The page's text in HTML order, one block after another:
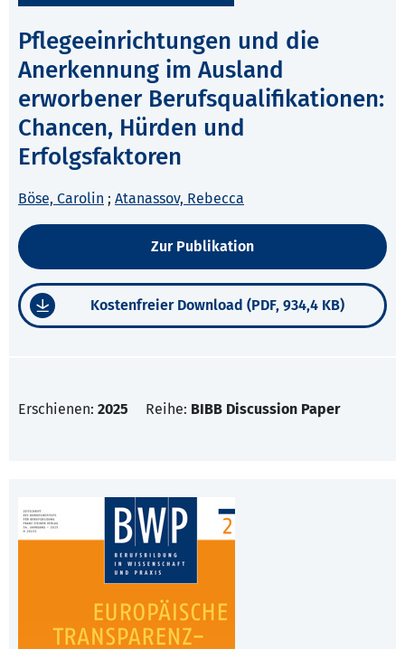
Pflegeeinrichtungen und die
Anerkennung im Ausland
erworbener Berufsqualifikationen:
Chancen, Hürden und
Erfolgsfaktoren
Böse, Carolin ; Atanassov, Rebecca
Zur Publikation
Kostenfreier Download (PDF, 934,4 KB)
Erschienen: 2025 Reihe: BIBB Discussion Paper